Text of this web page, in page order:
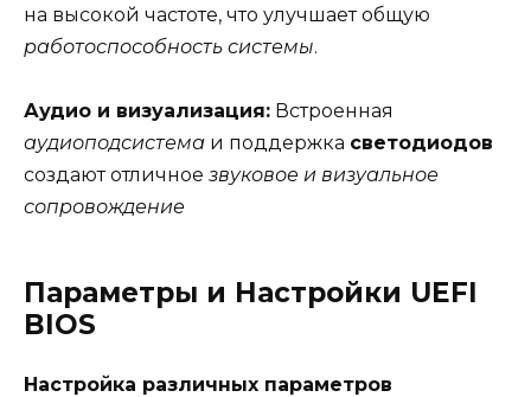
на высокой частоте, что улучшает общую
работоспособность системы.
Аудио и визуализация: Встроенная
аудиоподсистема и поддержка светодиодов
создают отличное звуковое и визуальное
сопровождение
Параметры и Настройки UEFI
BIOS
Настройка различных параметров